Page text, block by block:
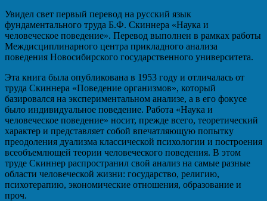
Увидел свет первый перевод на русский язык
фундаментального труда Б.Ф. Скиннера «Наука и
человеческое поведение». Перевод выполнен в рамках работы
Междисциплинарного центра прикладного анализа
поведения Новосибирского государственного университета.
Эта книга была опубликована в 1953 году и отличалась от
труда Скиннера «Поведение организмов», который
базировался на экспериментальном анализе, а в его фокусе
было индивидуальное поведение. Работа «Наука и
человеческое поведение» носит, прежде всего, теоретический
характер и представляет собой впечатляющую попытку
преодоления дуализма классической психологии и построения
всеобъемлющей теории человеческого поведения. В этом
труде Скиннер распространил свой анализ на самые разные
области человеческой жизни: государство, религию,
психотерапию, экономические отношения, образование и
проч.